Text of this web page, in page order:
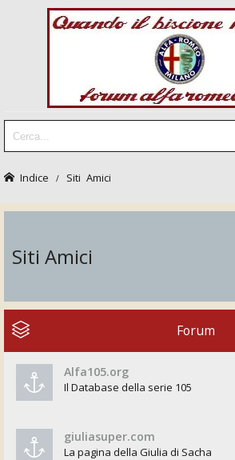
Indice Siti Amici
Siti Amici
Forum
Alfa105.org
Il Database della serie 105
giuliasuper.com
La pagina della Giulia di Sacha